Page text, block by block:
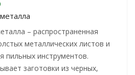
– распространенная
металлических листов и
пильных инструментов.
заготовки из черных,